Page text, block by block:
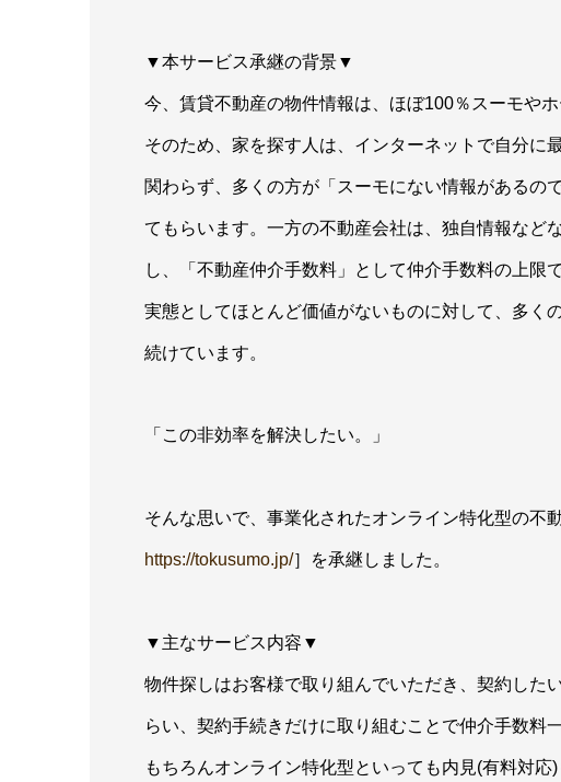
▼本サービス承継の背景▼
今、賃貸不動産の物件情報は、ほぼ100％スーモや
そのため、家を探す人は、インターネットで自分に
関わらず、多くの方が「スーモにない情報があるの
てもらいます。一方の不動産会社は、独自情報など
し、「不動産仲介手数料」として仲介手数料の上限
実態としてほとんど価値がないものに対して、多く
続けています。
「この非効率を解決したい。」
そんな思いで、事業化されたオンライン特化型の不
https://tokusumo.jp/］を承継しました。
▼主なサービス内容▼
物件探しはお客様で取り組んでいただき、契約した
らい、契約手続きだけに取り組むことで仲介手数料
もちろんオンライン特化型といっても内見(有料対